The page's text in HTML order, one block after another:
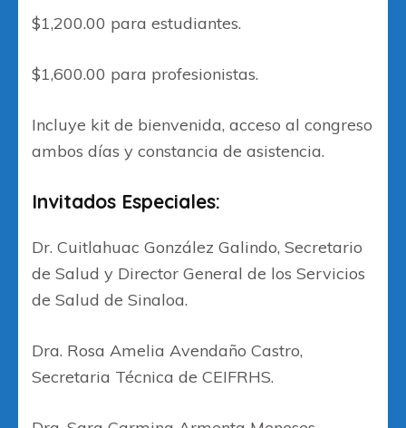
$1,200.00 para estudiantes.
$1,600.00 para profesionistas.
Incluye kit de bienvenida, acceso al congreso
ambos días y constancia de asistencia.
Invitados Especiales:
Dr. Cuitlahuac González Galindo, Secretario
de Salud y Director General de los Servicios
de Salud de Sinaloa.
Dra. Rosa Amelia Avendaño Castro,
Secretaria Técnica de CEIFRHS.